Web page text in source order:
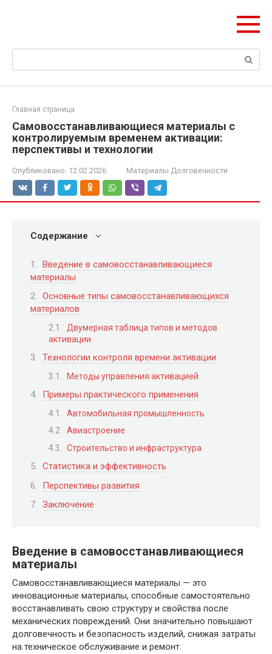
Поиск:
Главная страница
Самовосстанавливающиеся материалы с
контролируемым временем активации:
перспективы и технологии
Опубликовано: 12.02.2026 Материалы Долговечности
Содержание
Введение в самовосстанавливающиеся
материалы
Основные типы самовосстанавливающихся
материалов
Двумерная таблица типов и методов
активации
Технологии контроля времени активации
Методы управления активацией
Примеры практического применения
Автомобильная промышленность
Авиастроение
Строительство и инфраструктура
Статистика и эффективность
Перспективы развития
Заключение
Введение в самовосстанавливающиеся
материалы
Самовосстанавливающиеся материалы — это
инновационные материалы, способные самостоятельно
восстанавливать свою структуру и свойства после
механических повреждений. Они значительно повышают
долговечность и безопасность изделий, снижая затраты
на техническое обслуживание и ремонт.